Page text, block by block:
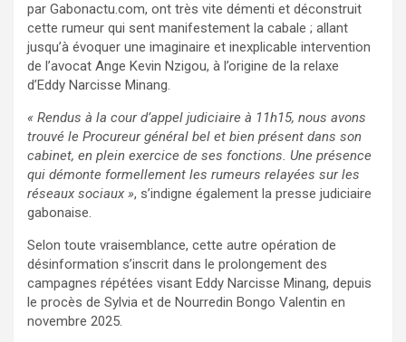
par Gabonactu.com, ont très vite démenti et déconstruit
cette rumeur qui sent manifestement la cabale ; allant
jusqu’à évoquer une imaginaire et inexplicable intervention
de l’avocat Ange Kevin Nzigou, à l’origine de la relaxe
d’Eddy Narcisse Minang.
« Rendus à la cour d’appel judiciaire à 11h15, nous avons
trouvé le Procureur général bel et bien présent dans son
cabinet, en plein exercice de ses fonctions. Une présence
qui démonte formellement les rumeurs relayées sur les
réseaux sociaux », s’indigne également la presse judiciaire
gabonaise.
Selon toute vraisemblance, cette autre opération de
désinformation s’inscrit dans le prolongement des
campagnes répétées visant Eddy Narcisse Minang, depuis
le procès de Sylvia et de Nourredin Bongo Valentin en
novembre 2025.